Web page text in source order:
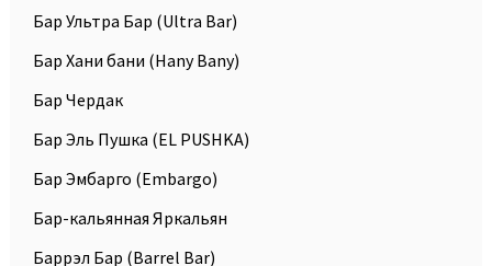
Бар Ультра Бар (Ultra Bar)
Бар Хани бани (Hany Bany)
Бар Чердак
Бар Эль Пушка (EL PUSHKA)
Бар Эмбарго (Embargo)
Бар-кальянная Яркальян
Баррэл Бар (Barrel Bar)